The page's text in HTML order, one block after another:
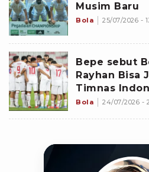
Musim Baru
Bola 25/07/2026 -
Bepe sebut
Rayhan Bisa
Timnas
Bola 24/07/2026 -